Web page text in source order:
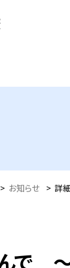
> お知らせ > 詳
で